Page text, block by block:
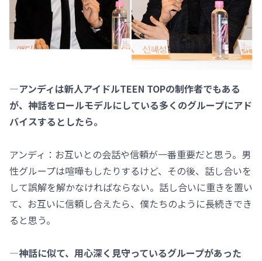
―アンディは新人アイドルTEEN TOPの制作者でもある
が、神話をロールモデルにしている多くのグループにアド
バイスするとしたら。
アンディ：お互いとの会話や信頼が一番重要だと思う。男
性グループは喧嘩もしたりするけど、その後、話し合いを
して誤解を解かなければならない。話し合いに重きを置い
て、お互いに信頼し合えたら、僕たちのように長続きでき
ると思う。
―神話に似て、用心深く見守っているグループがあった